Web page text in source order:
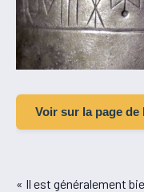
Voir sur la page
« Il est généralement